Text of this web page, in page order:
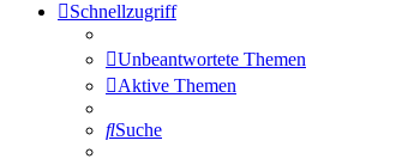
Schnellzugriff
Unbeantwortete Themen
Aktive Themen
Suche